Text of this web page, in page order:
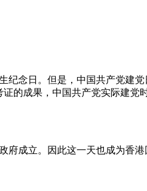
纪念日。但是，中国共产党建
的成果，中国共产党实际建党时
府成立。因此这一天也成为香港